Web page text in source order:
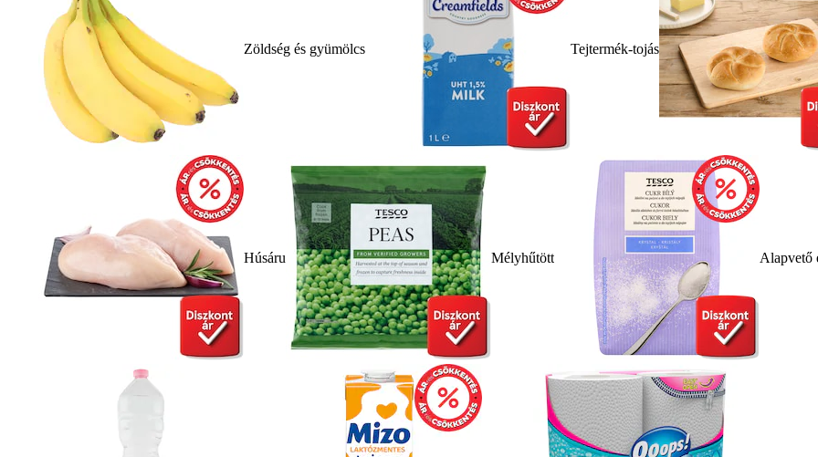
Zöldség és gyümölcs Tejtermék-tojás
Húsáru Mélyhűtött Alapvető